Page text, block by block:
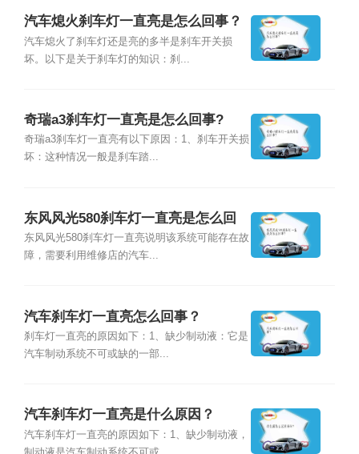
汽车熄火刹车灯一直亮是怎么回事？
汽车熄火了刹车灯还是亮的多半是刹车开关损
坏。以下是关于刹车灯的知识：刹...
奇瑞a3刹车灯一直亮是怎么回事?
奇瑞a3刹车灯一直亮有以下原因：1、刹车开关损
坏：这种情况一般是刹车踏...
东风风光580刹车灯一直亮是怎么回
事？
东风风光580刹车灯一直亮说明该系统可能存在故
障，需要利用维修店的汽车...
汽车刹车灯一直亮怎么回事？
刹车灯一直亮的原因如下：1、缺少制动液：它是
汽车制动系统不可或缺的一部...
汽车刹车灯一直亮是什么原因？
汽车刹车灯一直亮的原因如下：1、缺少制动液，